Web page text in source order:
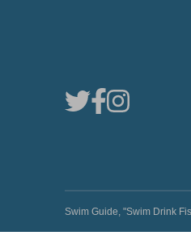
Swim Guide, "Swim Drink